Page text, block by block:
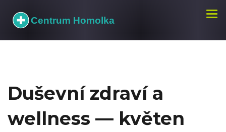
Duševní zdraví a
wellness — květen